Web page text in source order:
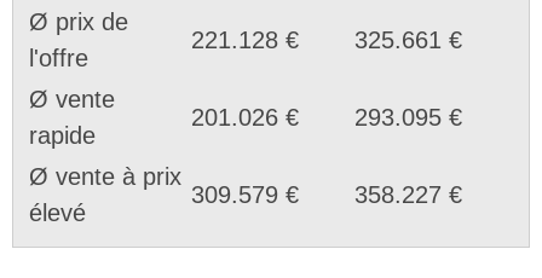
Ø prix de
l'offre
221.128 € 325.661 €
Ø vente
rapide
201.026 € 293.095 €
Ø vente à prix
élevé
309.579 € 358.227 €